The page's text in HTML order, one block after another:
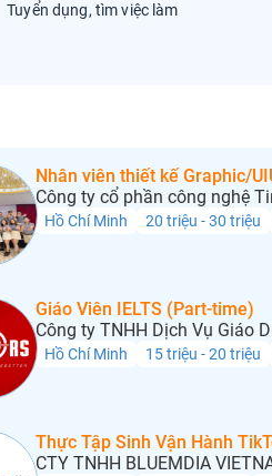
Tuyển dụng, tìm việc làm
Nhân viên thiết kế Graphic/
Công ty cổ phần công nghệ
Hồ Chí Minh 20 triệu - 30 triệu
Giáo Viên IELTS (Part-time)
Công ty TNHH Dịch Vụ Giáo
Hồ Chí Minh 15 triệu - 20 triệu
Thực Tập Sinh Vận Hành
CTY TNHH BLUEMDIA